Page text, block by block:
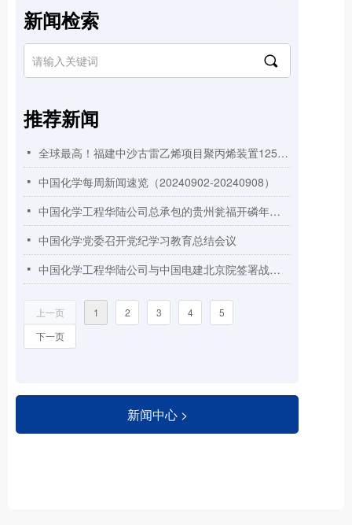
新闻检索
끠
推荐新闻
넷 全球最高！福建中沙古雷乙烯项目聚丙烯装置125米高挤压造粒框架顺利封顶
넷 中国化学每周新闻速览（20240902-20240908）
넷 中国化学工程华陆公司总承包的贵州瓮福开磷年产3万吨高纯无水氟化氢项目顺利实现机械竣工
넷 中国化学党委召开党纪学习教育总结会议
넷 中国化学工程华陆公司与中国电建北京院签署战略合作协议
上一页 1 2 3 4
5
下一页
新闻中心 >